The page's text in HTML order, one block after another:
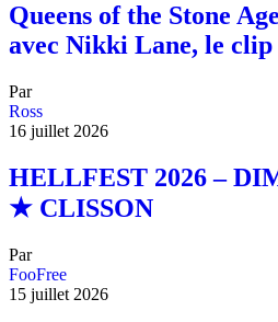
Queens of the Stone
avec Nikki Lane, le clip
Par
Ross
16 juillet 2026
HELLFEST 2026 –
★ CLISSON
Par
FooFree
15 juillet 2026